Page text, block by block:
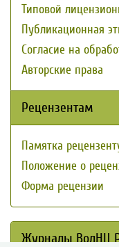
Типовой
Публикационная
Согласие на
Авторские права
Рецензентам
Памятка
Положение о
Форма рецензии
Журналы ВолНЦ